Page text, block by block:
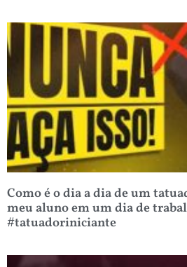
Como é o dia a dia de um
meu aluno em um dia de
#tatuadoriniciante